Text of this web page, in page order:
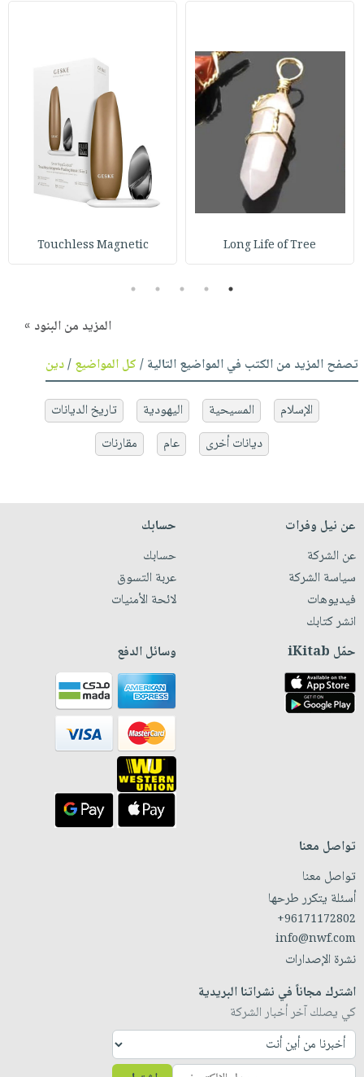
Long Life of Tree
Touchless Magnetic
1
2
3
4
5
المزيد من البنود »
تصفح المزيد من الكتب في المواضيع التالية /كل المواضيع/دين
الإسلام المسيحية اليهودية
تاريخ الديانات
ديانات أخرى
عام مقارنات
عن نيل وفرات
عن الشركة
سياسة الشركة
فيديوهات
انشر كتابك
حسابك
حسابك
عربة التسوق
لائحة الأمنيات
حمّل iKitab وسائل الدفع
تواصل معنا
تواصل معنا
أسئلة يتكرر طرحها
+96171172802
info@nwf.com
نشرة الإصدارات
اشترك مجاناً في نشراتنا البريدية
كي يصلك آخر أخبار الشركة